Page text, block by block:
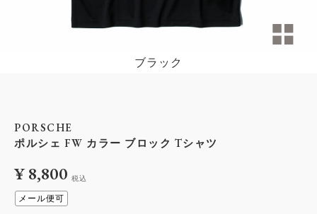
ブラック
PORSCHE
ポルシェ FW カラー ブロック Tシャツ
¥8,800 税込
メール便可